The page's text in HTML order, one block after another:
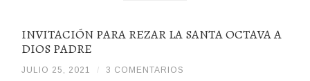
E
INVITACIÓN PARA REZAR LA SANTA OCTAVA A
DIOS PADRE
JULIO 25, 2021
// 3 COMENTARIOS